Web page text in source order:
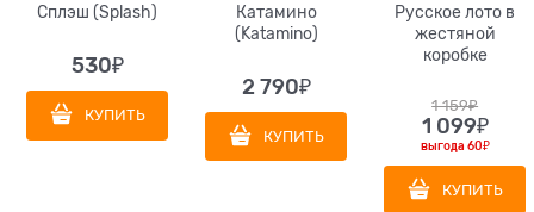
Сплэш (Splash)
530₽
КУПИТЬ
Катамино
(Katamino)
2 790₽
КУПИТЬ
Русское лото в
жестяной
коробке
1 159₽
1 099₽
выгода 60₽
КУПИТЬ